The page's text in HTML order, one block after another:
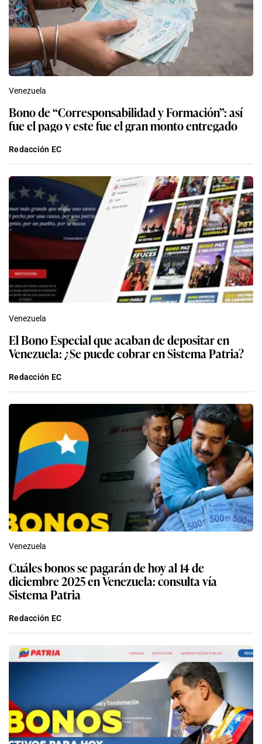
Venezuela
Bono de “Corresponsabilidad y Formación”: así
fue el pago y este fue el gran monto entregado
Redacción EC
Venezuela
El Bono Especial que acaban de depositar en
Venezuela: ¿Se puede cobrar en Sistema Patria?
Redacción EC
Venezuela
Cuáles bonos se pagarán de hoy al 14 de
diciembre 2025 en Venezuela: consulta vía
Sistema Patria
Redacción EC